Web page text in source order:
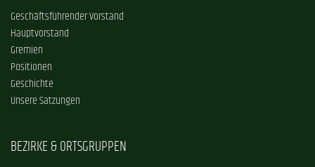
Geschäftsführender Vorstand
Hauptvorstand
Gremien
Positionen
Geschichte
Unsere Satzungen
BEZIRKE & ORTSGRUPPEN